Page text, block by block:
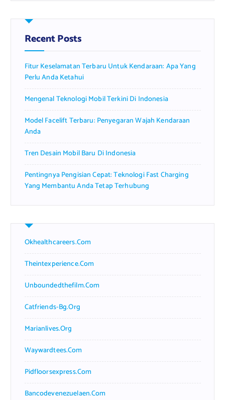
h
f
o
:
Recent Posts
Fitur Keselamatan Terbaru Untuk Kendaraan: Apa Yang
Perlu Anda Ketahui
Mengenal Teknologi Mobil Terkini Di Indonesia
Model Facelift Terbaru: Penyegaran Wajah Kendaraan
Anda
Tren Desain Mobil Baru Di Indonesia
Pentingnya Pengisian Cepat: Teknologi Fast Charging
Yang Membantu Anda Tetap Terhubung
Okhealthcareers.com
Theintexperience.com
Unboundedthefilm.com
Catfriends-Bg.org
Marianlives.org
Waywardtees.com
Pidfloorsexpress.com
Bancodevenezuelaen.com